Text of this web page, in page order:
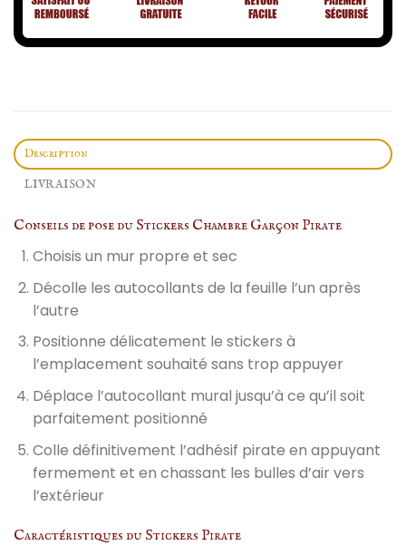
Description
LIVRAISON
Conseils de pose du Stickers Chambre Garçon Pirate
Choisis un mur propre et sec
Décolle les autocollants de la feuille l’un après
l’autre
Positionne délicatement le stickers à
l’emplacement souhaité sans trop appuyer
Déplace l’autocollant mural jusqu’à ce qu’il soit
parfaitement positionné
Colle définitivement l’adhésif pirate en appuyant
fermement et en chassant les bulles d’air vers
l’extérieur
Caractéristiques du Stickers Pirate